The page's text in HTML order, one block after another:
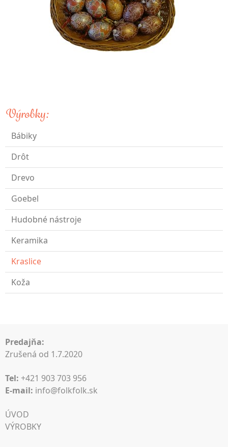
Výrobky:
Bábiky
Drôt
Drevo
Goebel
Hudobné nástroje
Keramika
Kraslice
Koža
Predajňa:
Zrušená od 1.7.2020
Tel: +421 903 703 956
E-mail: info@folkfolk.sk
ÚVOD
VÝROBKY